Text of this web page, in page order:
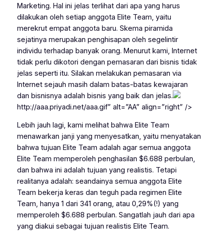
Marketing. Hal ini jelas terlihat dari apa yang harus
dilakukan oleh setiap anggota Elite Team, yaitu
merekrut empat anggota baru. Skema piramida
sejatinya merupakan penghisapan oleh segelintir
individu terhadap banyak orang. Menurut kami, Internet
tidak perlu dikotori dengan pemasaran dari bisnis tidak
jelas seperti itu. Silakan melakukan pemasaran via
Internet sejauh masih dalam batas-batas kewajaran
dan bisnisnya adalah bisnis yang baik dan jelas.
http://aaa.priyadi.net/aaa.gif” alt=”AA” align=”right” />
Lebih jauh lagi, kami melihat bahwa Elite Team
menawarkan janji yang menyesatkan, yaitu menyatakan
bahwa tujuan Elite Team adalah agar semua anggota
Elite Team memperoleh penghasilan $6.688 perbulan,
dan bahwa ini adalah tujuan yang realistis. Tetapi
realitanya adalah: seandainya semua anggota Elite
Team bekerja keras dan teguh pada regimen Elite
Team, hanya 1 dari 341 orang, atau 0,29%(!) yang
memperoleh $6.688 perbulan. Sangatlah jauh dari apa
yang diakui sebagai tujuan realistis Elite Team.